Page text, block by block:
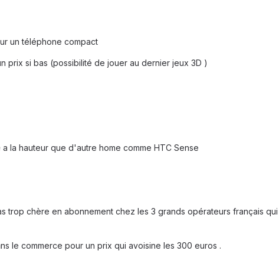
un téléphone compact
prix si bas (possibilité de jouer au dernier jeux 3D )
la hauteur que d'autre home comme HTC Sense
trop chère en abonnement chez les 3 grands opérateurs français qui
le commerce pour un prix qui avoisine les 300 euros .